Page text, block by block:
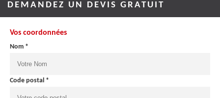
DEMANDEZ UN DEVIS GRATUIT
Vos coordonnées
Nom *
Code postal *